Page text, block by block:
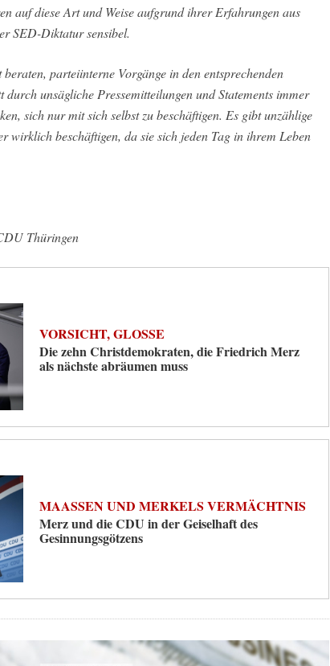
auf diese Art und Weise aufgrund ihrer Erfahrungen aus
SED-Diktatur sensibel.
parteiinterne Vorgänge in den entsprechenden
unsägliche Pressemitteilungen und Statements immer
sich nur mit sich selbst zu beschäftigen. Es gibt unzählige
wirklich beschäftigen, da sie sich jeden Tag in ihrem Leben
Thüringen
VORSICHT, GLOSSE
Die zehn Christdemokraten, die Friedrich Merz
als nächste abräumen muss
MAASSEN UND MERKELS VERMÄCHTNIS
Merz und die CDU in der Geiselhaft des
Gesinnungsgötzens